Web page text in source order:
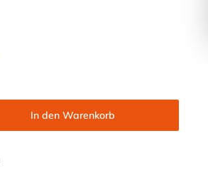
In den Warenkorb